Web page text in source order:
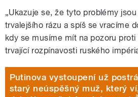
„Ukazuje se, že tyto problémy
trvalejšího rázu a spíš se vracíme
kdy se musíme mít na pozoru
trvající rozpínavosti ruského
Putinova vystoupení už
starý neúspěšný muž, který